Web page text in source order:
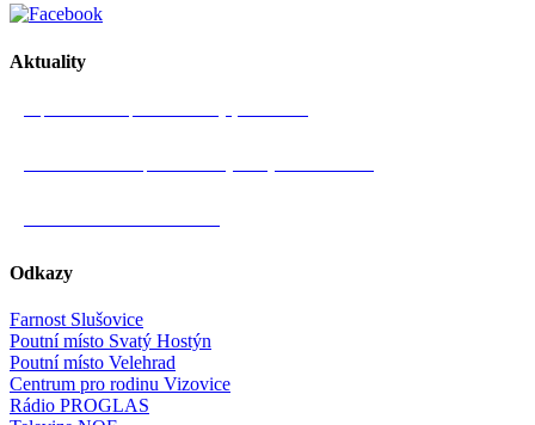
Aktuality
Odkazy
Farnost Slušovice
Poutní místo Svatý Hostýn
Poutní místo Velehrad
Centrum pro rodinu Vizovice
Rádio PROGLAS